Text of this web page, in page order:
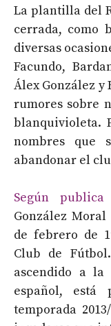
La plantilla del
cerrada, como
diversas
Facundo,
Álex González y
rumores sobre
blanquivioleta.
nombres que
abandonar el
Según
González
de febrero de
Club de
ascendido a
español,
temporada